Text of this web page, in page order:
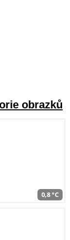
obrazků
0,8 °C